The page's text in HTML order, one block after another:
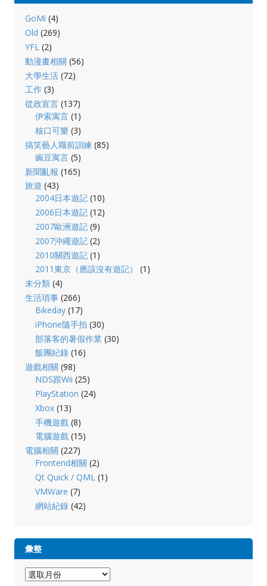
GoMi (4)
Old (269)
YFL(2)
動漫畫相關 (56)
大學生活(72)
工作(3)
從政宣言(137)
伊索寓言 (1)
核口可樂 (3)
搞笑藝人職前訓練 (85)
豌豆寓言 (5)
新聞亂報 (165)
旅遊 (43)
2004日本遊記 (10)
2006日本遊記 (12)
2007歐洲遊記 (9)
2007沖繩遊記 (2)
2010關西遊記 (1)
2011東京（應該沒有遊記）
(1)
未分類(4)
生活瑣事(266)
Bikeday (17)
iPhone隨手拍 (30)
部落客的暑假作業 (30)
飯團紀錄 (16)
遊戲相關 (98)
NDS跟Wii (25)
PlayStation (24)
Xbox (13)
手機遊戲 (8)
電腦遊戲 (15)
電腦相關 (227)
Frontend相關 (2)
Qt Quick / QML (1)
VMWare (7)
網站紀錄 (42)
彙整